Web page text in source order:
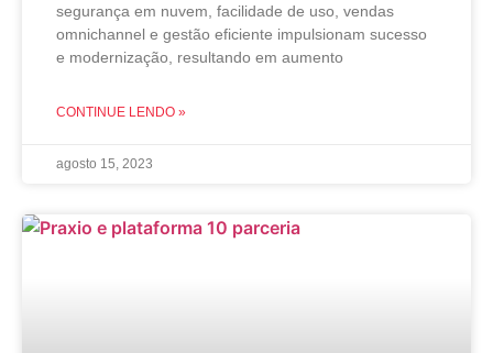
segurança em nuvem, facilidade de uso, vendas
omnichannel e gestão eficiente impulsionam sucesso
e modernização, resultando em aumento
CONTINUE LENDO »
agosto 15, 2023